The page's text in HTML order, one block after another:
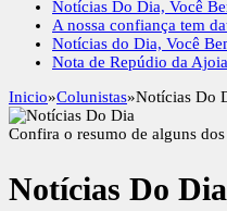
Notícias Do Dia, Você
A nossa confiança tem
Notícias do Dia, Você
Nota de Repúdio da
Inicio»Colunistas»Notícias Do
Confira o resumo de alguns
Notícias Do